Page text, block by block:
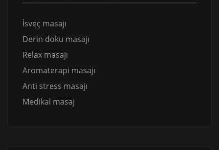
İsveç masajı
Derin doku masajı
Relax masajı
Aromaterapi masajı
Anti stress masajı
Medikal masaj